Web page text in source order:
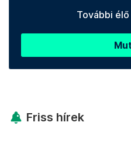
További
Friss hírek